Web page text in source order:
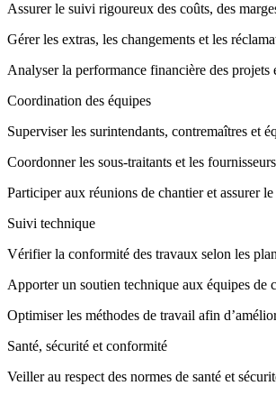
Assurer le suivi rigoureux des coûts, des
Gérer les extras, les changements et les
Analyser la performance financière des projets
Coordination des équipes
Superviser les surintendants, contremaîtres et
Coordonner les sous-traitants et les
Participer aux réunions de chantier et assurer
Suivi technique
Vérifier la conformité des travaux selon les
Apporter un soutien technique aux équipes de
Optimiser les méthodes de travail afin
Santé, sécurité et conformité
Veiller au respect des normes de santé et